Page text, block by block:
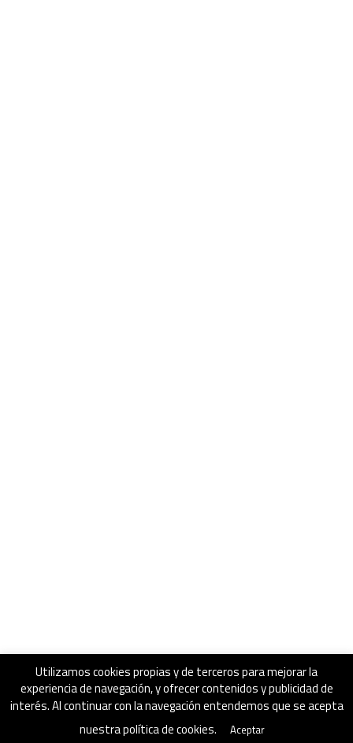
Utilizamos cookies propias y de terceros para mejorar la
experiencia de navegación, y ofrecer contenidos y publicidad de
interés. Al continuar con la navegación entendemos que se acepta
nuestra política de cookies.
Aceptar